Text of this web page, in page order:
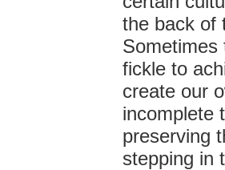
the back of
Sometimes
fickle to
create our
incomplete
preserving
stepping in